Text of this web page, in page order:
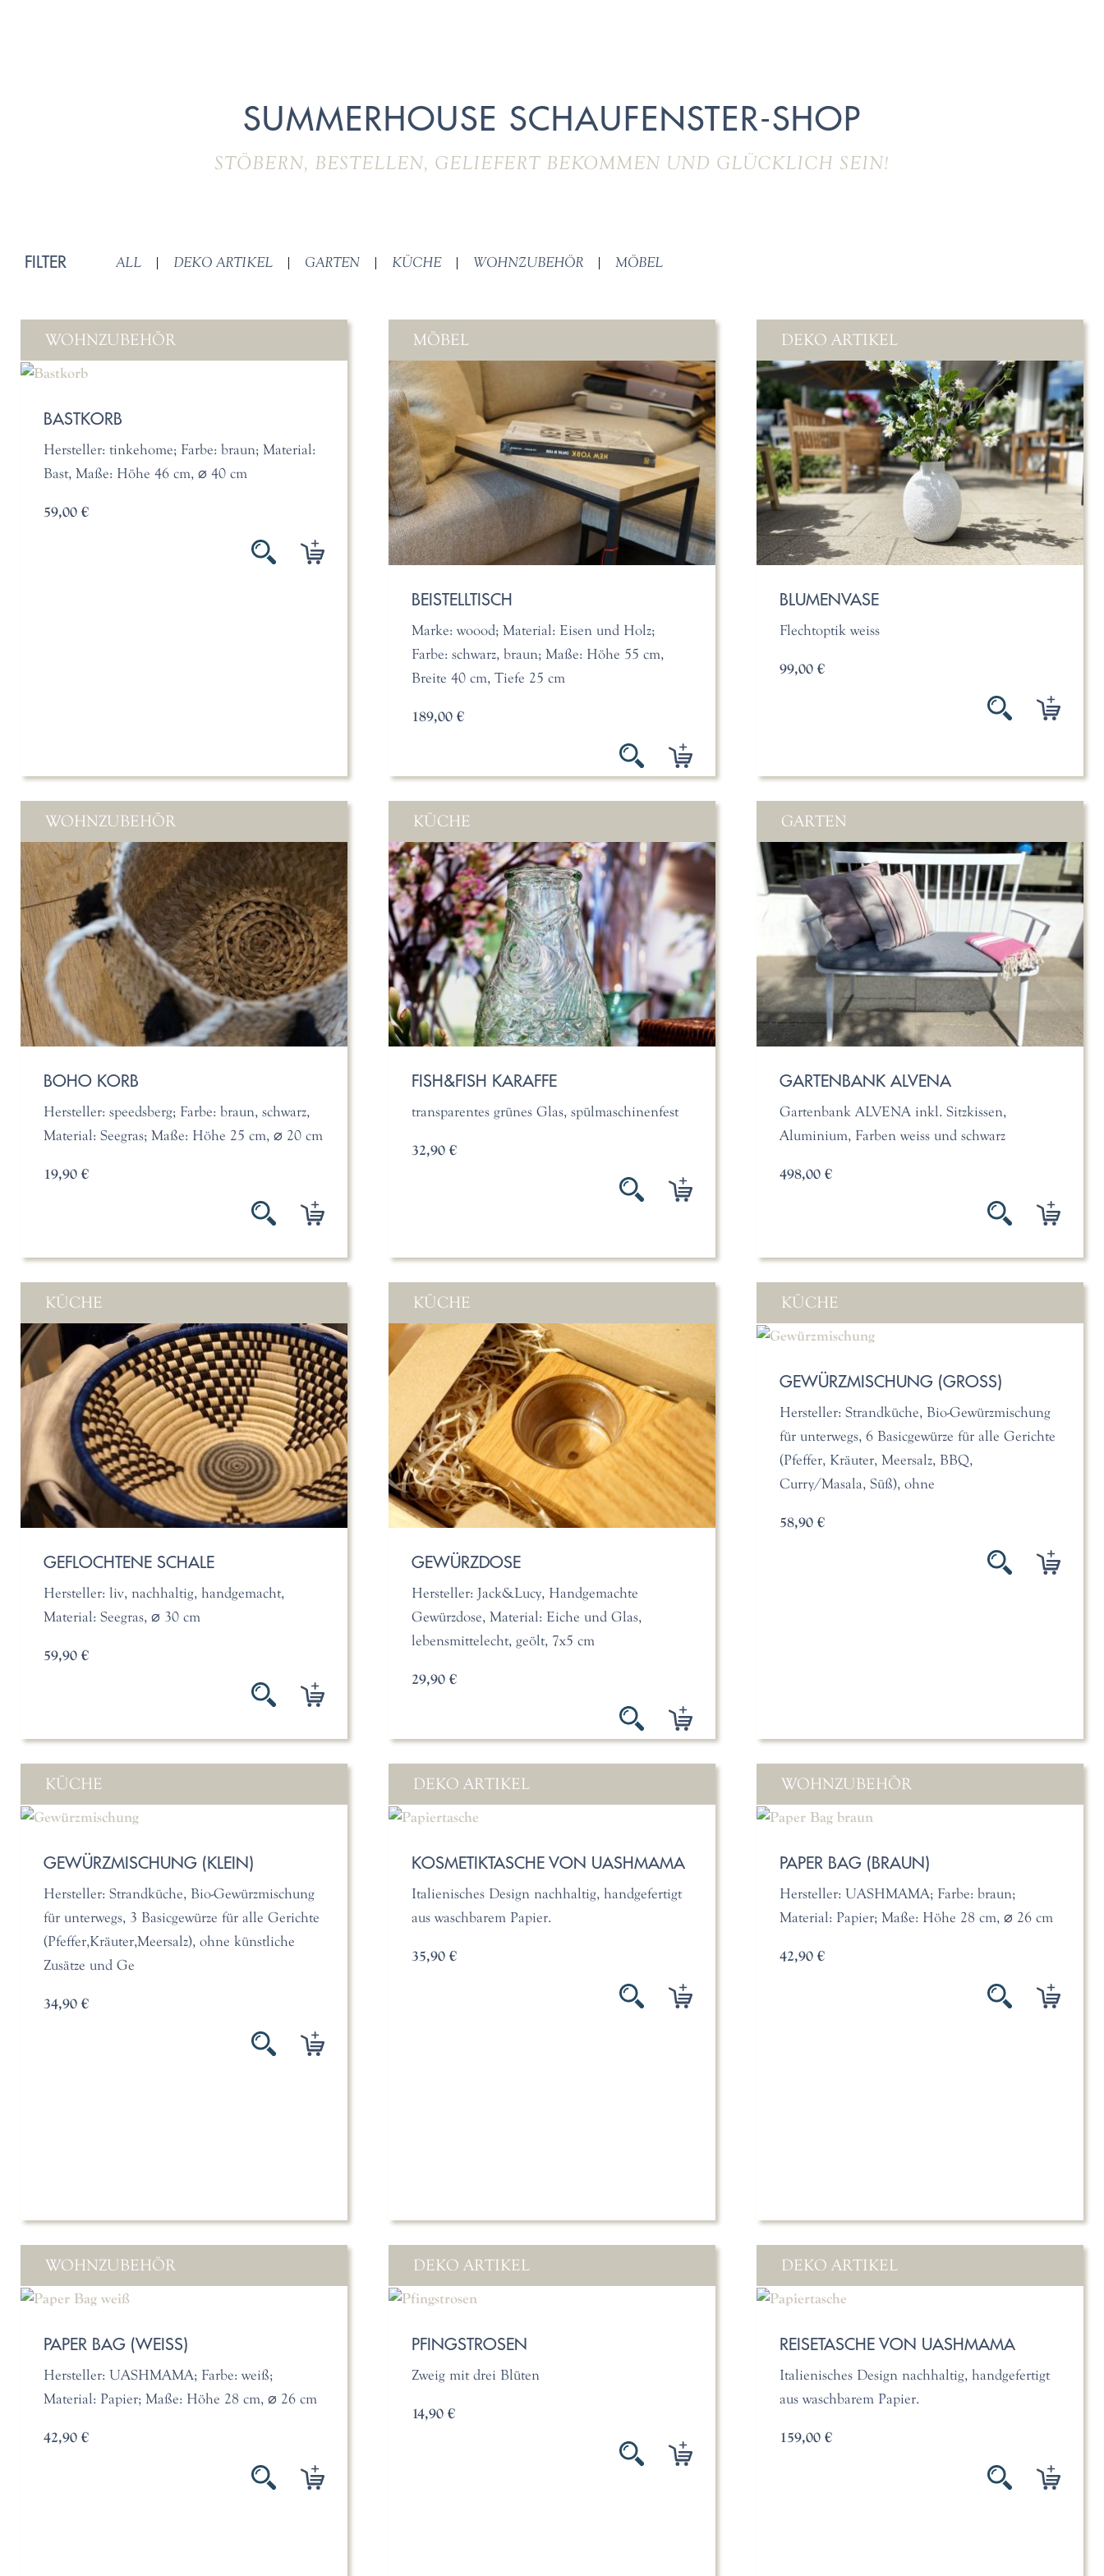
SUMMERHOUSE SCHAUFENSTER-SHOP
STÖBERN, BESTELLEN, GELIEFERT BEKOMMEN UND GLÜCKLICH SEIN!
FILTER ALL | DEKO ARTIKEL | GARTEN | KÜCHE | WOHNZUBEHÖR | MÖBEL
WOHNZUBEHÖR
BASTKORB
Hersteller: tinkehome; Farbe: braun; Material:
Bast, Maße: Höhe 46 cm, ⌀ 40 cm
59,00 €
MÖBEL
BEISTELLTISCH
Marke: woood; Material: Eisen und Holz;
Farbe: schwarz, braun; Maße: Höhe 55 cm,
Breite 40 cm, Tiefe 25 cm
189,00 €
DEKO ARTIKEL
BLUMENVASE
Flechtoptik weiss
99,00 €
WOHNZUBEHÖR
BOHO KORB
Hersteller: speedsberg; Farbe: braun, schwarz,
Material: Seegras; Maße: Höhe 25 cm, ⌀ 20 cm
19,90 €
KÜCHE
FISH&FISH KARAFFE
transparentes grünes Glas, spülmaschinenfest
32,90 €
GARTEN
GARTENBANK ALVENA
Gartenbank ALVENA inkl. Sitzkissen,
Aluminium, Farben weiss und schwarz
498,00 €
KÜCHE
GEFLOCHTENE SCHALE
Hersteller: liv, nachhaltig, handgemacht,
Material: Seegras, ⌀ 30 cm
59,90 €
KÜCHE
GEWÜRZDOSE
Hersteller: Jack&Lucy, Handgemachte
Gewürzdose, Material: Eiche und Glas,
lebensmittelecht, geölt, 7x5 cm
29,90 €
KÜCHE
GEWÜRZMISCHUNG (GROSS)
Hersteller: Strandküche, Bio-Gewürzmischung
für unterwegs, 6 Basicgewürze für alle Gerichte
(Pfeffer, Kräuter, Meersalz, BBQ,
Curry/Masala, Süß), ohne
58,90 €
KÜCHE
GEWÜRZMISCHUNG (KLEIN)
Hersteller: Strandküche, Bio-Gewürzmischung
für unterwegs, 3 Basicgewürze für alle Gerichte
(Pfeffer,Kräuter,Meersalz), ohne künstliche
Zusätze und Ge
34,90 €
DEKO ARTIKEL
KOSMETIKTASCHE VON UASHMAMA
Italienisches Design nachhaltig, handgefertigt
aus waschbarem Papier.
35,90 €
WOHNZUBEHÖR
PAPER BAG (BRAUN)
Hersteller: UASHMAMA; Farbe: braun;
Material: Papier; Maße: Höhe 28 cm, ⌀ 26 cm
42,90 €
WOHNZUBEHÖR
PAPER BAG (WEISS)
Hersteller: UASHMAMA; Farbe: weiß;
Material: Papier; Maße: Höhe 28 cm, ⌀ 26 cm
42,90 €
DEKO ARTIKEL
PFINGSTROSEN
Zweig mit drei Blüten
14,90 €
DEKO ARTIKEL
REISETASCHE VON UASHMAMA
Italienisches Design nachhaltig, handgefertigt
aus waschbarem Papier.
159,00 €